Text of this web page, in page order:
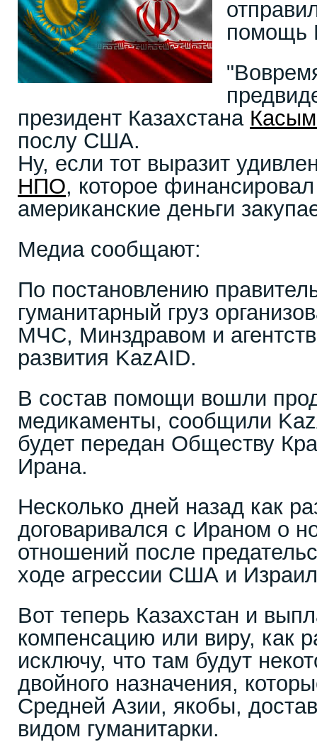
помощь
президент Казахстана
послу США.
Ну, если тот выразит
НПО, которое
американские деньги
Медиа сообщают:
По постановлению
гуманитарный груз
МЧС, Минздравом и
развития KazAID.
В состав помощи вошли
медикаменты, сообщили
будет передан Обществу
Ирана.
Несколько дней назад как
договаривался с Ираном о
отношений после
ходе агрессии США и
Вот теперь Казахстан и
компенсацию или виру, как
исключу, что там будут
двойного назначения,
Средней Азии, якобы,
видом гуманитарки.